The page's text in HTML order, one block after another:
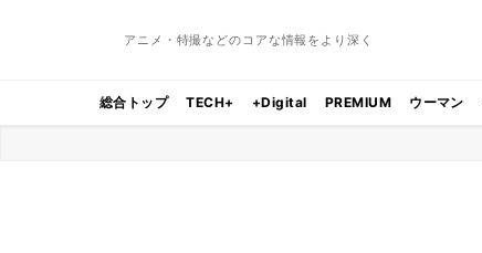
アニメ・特撮などのコアな情報をより深く
総合トップ TECH+ +Digital PREMIUM ウーマン